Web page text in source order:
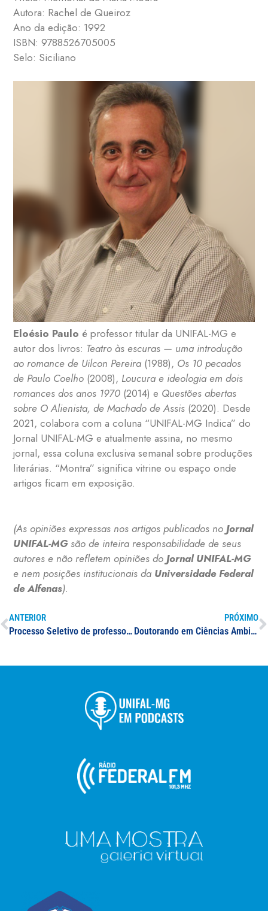
Autora: Rachel de Queiroz
Ano da edição: 1992
ISBN: 9788526705005
Selo: Siciliano
Eloésio Paulo é professor titular da UNIFAL-MG e
autor dos livros: Teatro às escuras — uma introdução
ao romance de Uilcon Pereira (1988), Os 10 pecados
de Paulo Coelho (2008), Loucura e ideologia em dois
romances dos anos 1970 (2014) e Questões abertas
sobre O Alienista, de Machado de Assis (2020). Desde
2021, colabora com a coluna “UNIFAL-MG Indica” do
Jornal UNIFAL-MG e atualmente assina, no mesmo
jornal, essa coluna exclusiva semanal sobre produções
literárias. “Montra” significa vitrine ou espaço onde
artigos ficam em exposição.
(As opiniões expressas nos artigos publicados no Jornal
UNIFAL-MGsão de inteira responsabilidade de seus
autores e não refletem opiniões do Jornal UNIFAL-MG
e nem posições institucionais da Universidade Federal
de Alfenas).
ANTERIOR
Processo Seletivo de professor(a) visitante e professor(a) visitante estrangeiro(a) para FCF: Medicina II, Farmácia ou Saúde Coletiva
PRÓXIMO
Doutorando em Ciências Ambientais pela UNIFAL-MG explica fatores que influenciam aumento de Voçoroca; reportagem aborda problema que ocorre no Distrito Industrial de Machado